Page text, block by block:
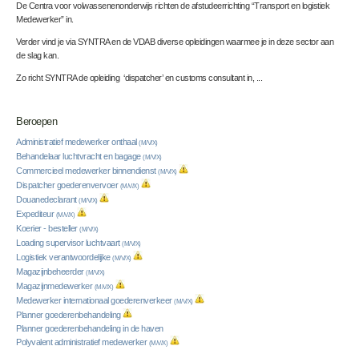
De Centra voor volwassenenonderwijs richten de afstudeerrichting “Transport en logistiek
Medewerker” in.
Verder vind je via SYNTRA en de VDAB diverse opleidingen waarmee je in deze sector aan
de slag kan.
Zo richt SYNTRA de opleiding ‘dispatcher’ en customs consultant in, ...
Beroepen
Administratief medewerker onthaal (M/V/X)
Behandelaar luchtvracht en bagage (M/V/X)
Commercieel medewerker binnendienst (M/V/X)
Dispatcher goederenvervoer (M/V/X)
Douanedeclarant (M/V/X)
Expediteur (M/V/X)
Koerier - besteller (M/V/X)
Loading supervisor luchtvaart (M/V/X)
Logistiek verantwoordelijke (M/V/X)
Magazijnbeheerder (M/V/X)
Magazijnmedewerker (M/V/X)
Medewerker internationaal goederenverkeer (M/V/X)
Planner goederenbehandeling
Planner goederenbehandeling in de haven
Polyvalent administratief medewerker (M/V/X)